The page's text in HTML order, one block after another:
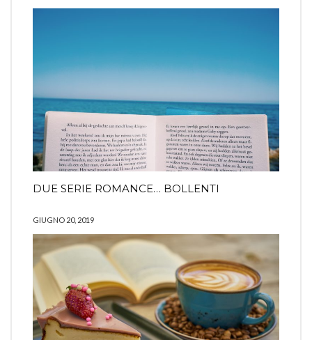
DUE SERIE ROMANCE… BOLLENTI
GIUGNO 20, 2019